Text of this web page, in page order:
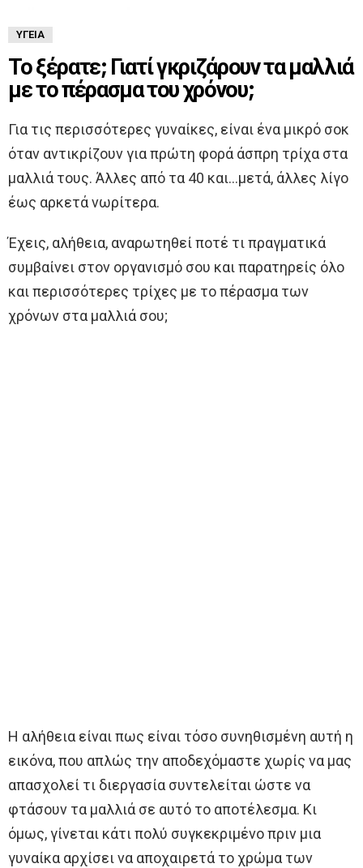
ΥΓΕΊΑ
Το ξέρατε; Γιατί γκριζάρουν τα μαλλιά
με το πέρασμα του χρόνου;
Για τις περισσότερες γυναίκες, είναι ένα μικρό σοκ
όταν αντικρίζουν για πρώτη φορά άσπρη τρίχα στα
μαλλιά τους. Άλλες από τα 40 και…μετά, άλλες λίγο
έως αρκετά νωρίτερα.
Έχεις, αλήθεια, αναρωτηθεί ποτέ τι πραγματικά
συμβαίνει στον οργανισμό σου και παρατηρείς όλο
και περισσότερες τρίχες με το πέρασμα των
χρόνων στα μαλλιά σου;
Η αλήθεια είναι πως είναι τόσο συνηθισμένη αυτή η
εικόνα, που απλώς την αποδεχόμαστε χωρίς να μας
απασχολεί τι διεργασία συντελείται ώστε να
φτάσουν τα μαλλιά σε αυτό το αποτέλεσμα. Κι
όμως, γίνεται κάτι πολύ συγκεκριμένο πριν μια
γυναίκα αρχίσει να αποχαιρετά το χρώμα των